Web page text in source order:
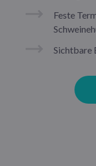
Feste
Sichtbare